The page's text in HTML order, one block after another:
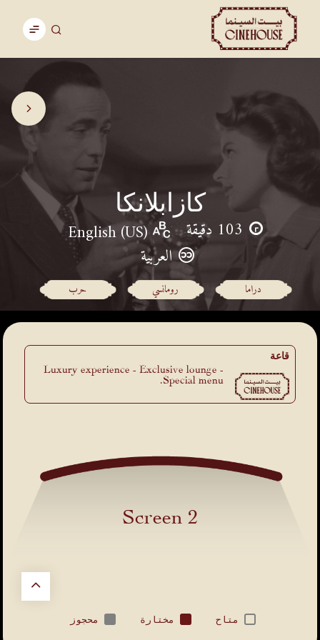
كازابلانكا
103 دقيقة
English (US)
العربية
دراما رومانسي حرب
قاعة
Luxury experience - Exclusive lounge -
Special menu.
Screen 2
متاح مختارة محجوز